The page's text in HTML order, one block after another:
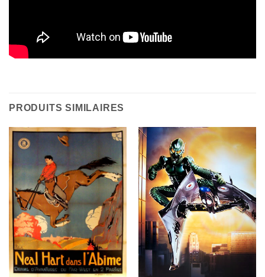
PRODUITS SIMILAIRES